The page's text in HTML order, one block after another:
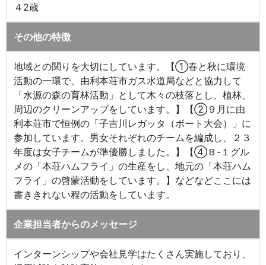
４2歳
その他の特徴
地域との関りを大切にしています。【①春と秋に環境
活動の一環で、由利本荘市ガス水道局などと協力して
「水源の森の育林活動」として木々の枝落とし、植林、
周辺のクリーンアップをしています。】【②９月に由
利本荘市で恒例の「子吉川レガッタ（ボート大会）」に
参加しています。男女それぞれのチームを編成し、２３
年度は女子チームが準優勝しました。】【④Ｂ-１グル
メの「本荘ハムフライ」の生産をし、地元の「本荘ハム
フライ」の啓蒙活動をしています。】などなどここには
書ききれない程の活動をしています。
企業担当者からのメッセージ
インターンシップや会社見学はたくさん実施しており、